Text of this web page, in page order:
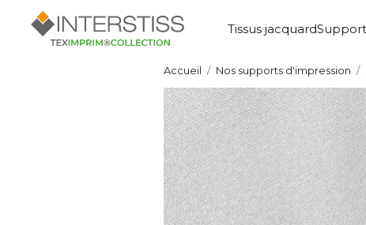
Tissus jacquard
Accueil Nos supports d'impression